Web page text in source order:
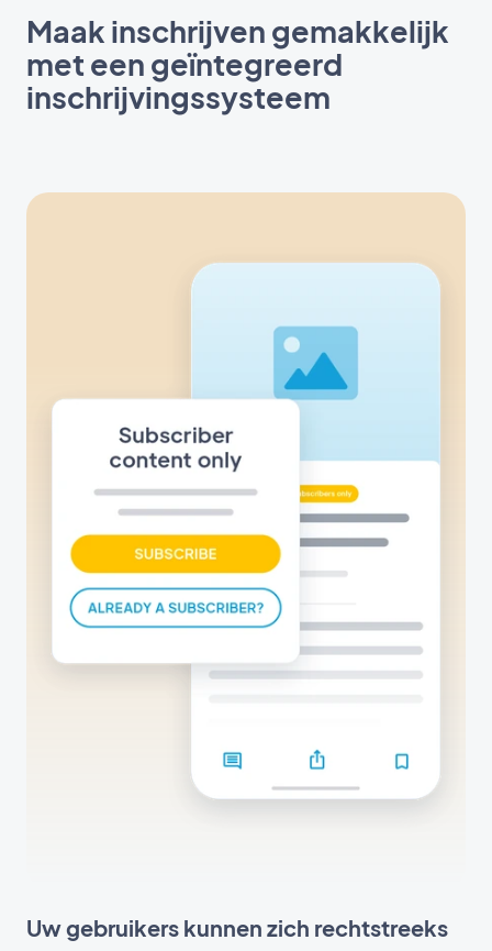
Maak inschrijven gemakkelijk
met een geïntegreerd
inschrijvingssysteem
Uw gebruikers kunnen zich rechtstreeks